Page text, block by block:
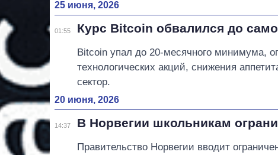
25 июня, 2026
01:55 Курс Bitcoin обвалился до
Bitcoin упал до 20-месячного минимума,
технологических акций, снижения
сектор.
20 июня, 2026
14:37 В Норвегии школьникам
Правительство Норвегии вводит